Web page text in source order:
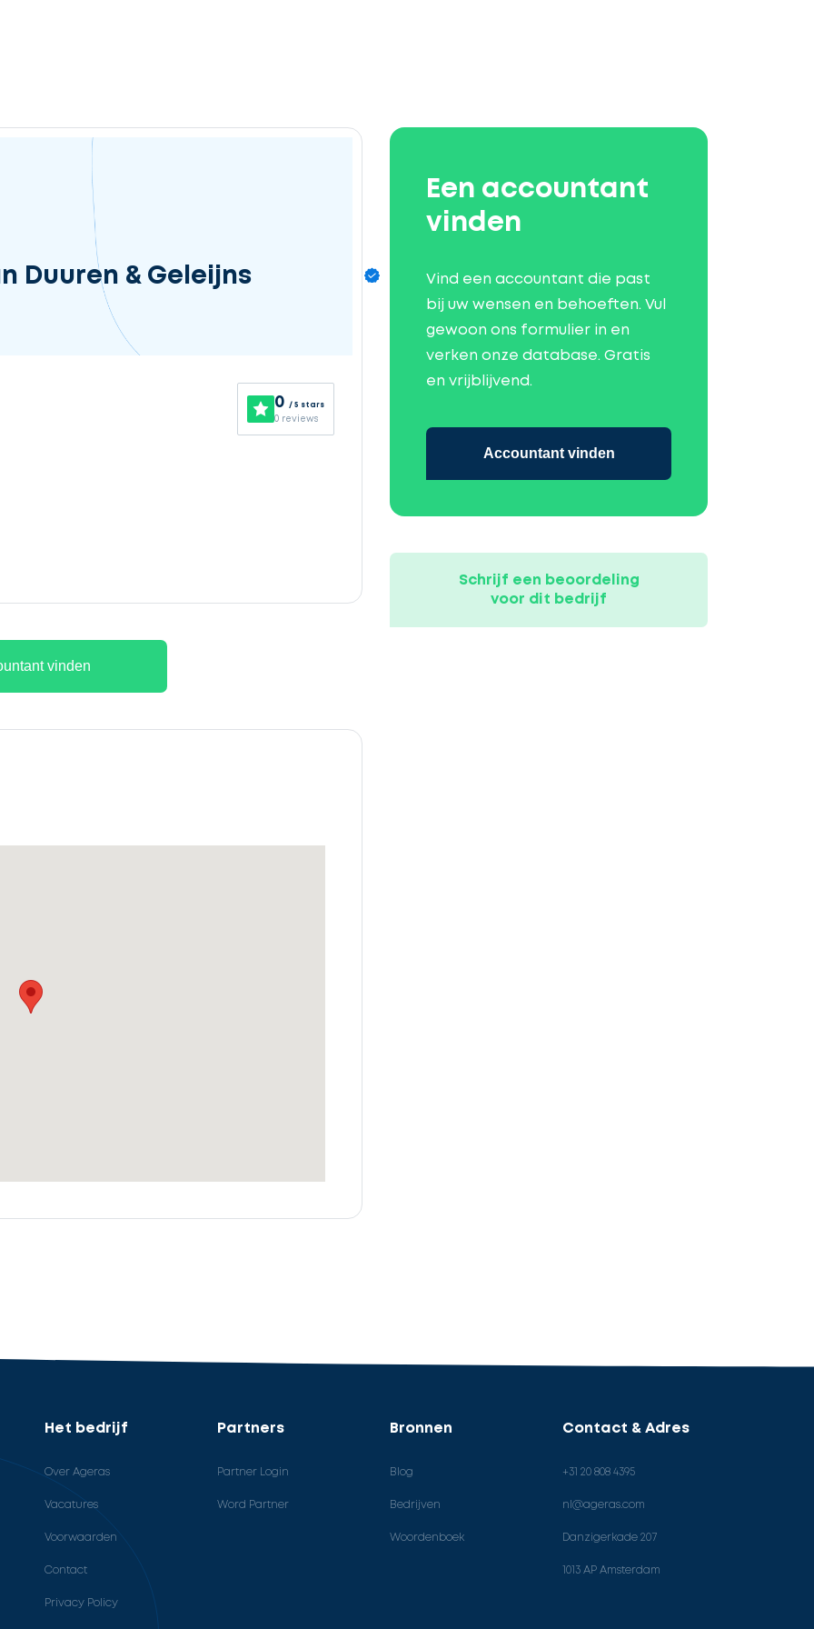
Duuren & Geleijns
0 / 5 stars
0 reviews
vinden
Een accountant
vinden
Vind een accountant die past
bij uw wensen en behoeften. Vul
gewoon ons formulier in en
verken onze database. Gratis
en vrijblijvend.
Accountant vinden
Schrijf een beoordeling
voor dit bedrijf
Het bedrijf
Over Ageras
Vacatures
Voorwaarden
Contact
Privacy Policy
Partners
Partner Login
Word Partner
Bronnen
Blog
Bedrijven
Woordenboek
Contact & Adres
+31 20 808 4395
nl@ageras.com
Danzigerkade 207
1013 AP Amsterdam